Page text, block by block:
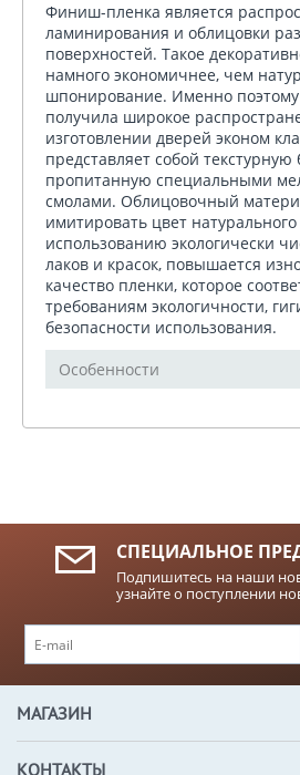
Финиш-пленка является
ламинирования и облицовки
поверхностей. Такое
намного экономичнее, чем
шпонирование. Именно
получила широкое
изготовлении дверей эконом
представляет собой текстурную
пропитанную специальными
смолами. Облицовочный
имитировать цвет
использованию экологически
лаков и красок, повышается
качество пленки, которое
требованиям экологичности,
безопасности использования.
Особенности
СПЕЦИАЛЬНОЕ
Подпишитесь на наши
узнайте о поступлении
МАГАЗИН
КОНТАКТЫ